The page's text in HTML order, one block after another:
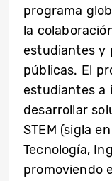
programa
la
estudiantes y
públicas. El
estudiantes a
desarrollar
STEM (sigla
Tecnología,
promoviendo